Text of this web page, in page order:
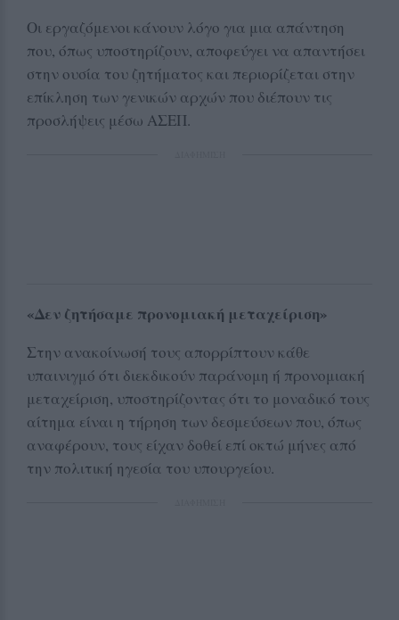
Οι εργαζόμενοι κάνουν λόγο για μια απάντηση
που, όπως υποστηρίζουν, αποφεύγει να απαντήσει
στην ουσία του ζητήματος και περιορίζεται στην
επίκληση των γενικών αρχών που διέπουν τις
προσλήψεις μέσω ΑΣΕΠ.
«Δεν ζητήσαμε προνομιακή μεταχείριση»
Στην ανακοίνωσή τους απορρίπτουν κάθε
υπαινιγμό ότι διεκδικούν παράνομη ή προνομιακή
μεταχείριση, υποστηρίζοντας ότι το μοναδικό τους
αίτημα είναι η τήρηση των δεσμεύσεων που, όπως
αναφέρουν, τους είχαν δοθεί επί οκτώ μήνες από
την πολιτική ηγεσία του υπουργείου.